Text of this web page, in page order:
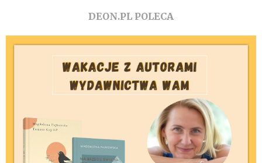
DEON.PL POLECA